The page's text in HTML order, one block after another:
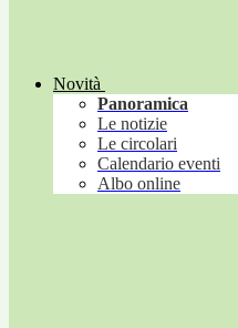
Novità
Panoramica
Le notizie
Le circolari
Calendario eventi
Albo online